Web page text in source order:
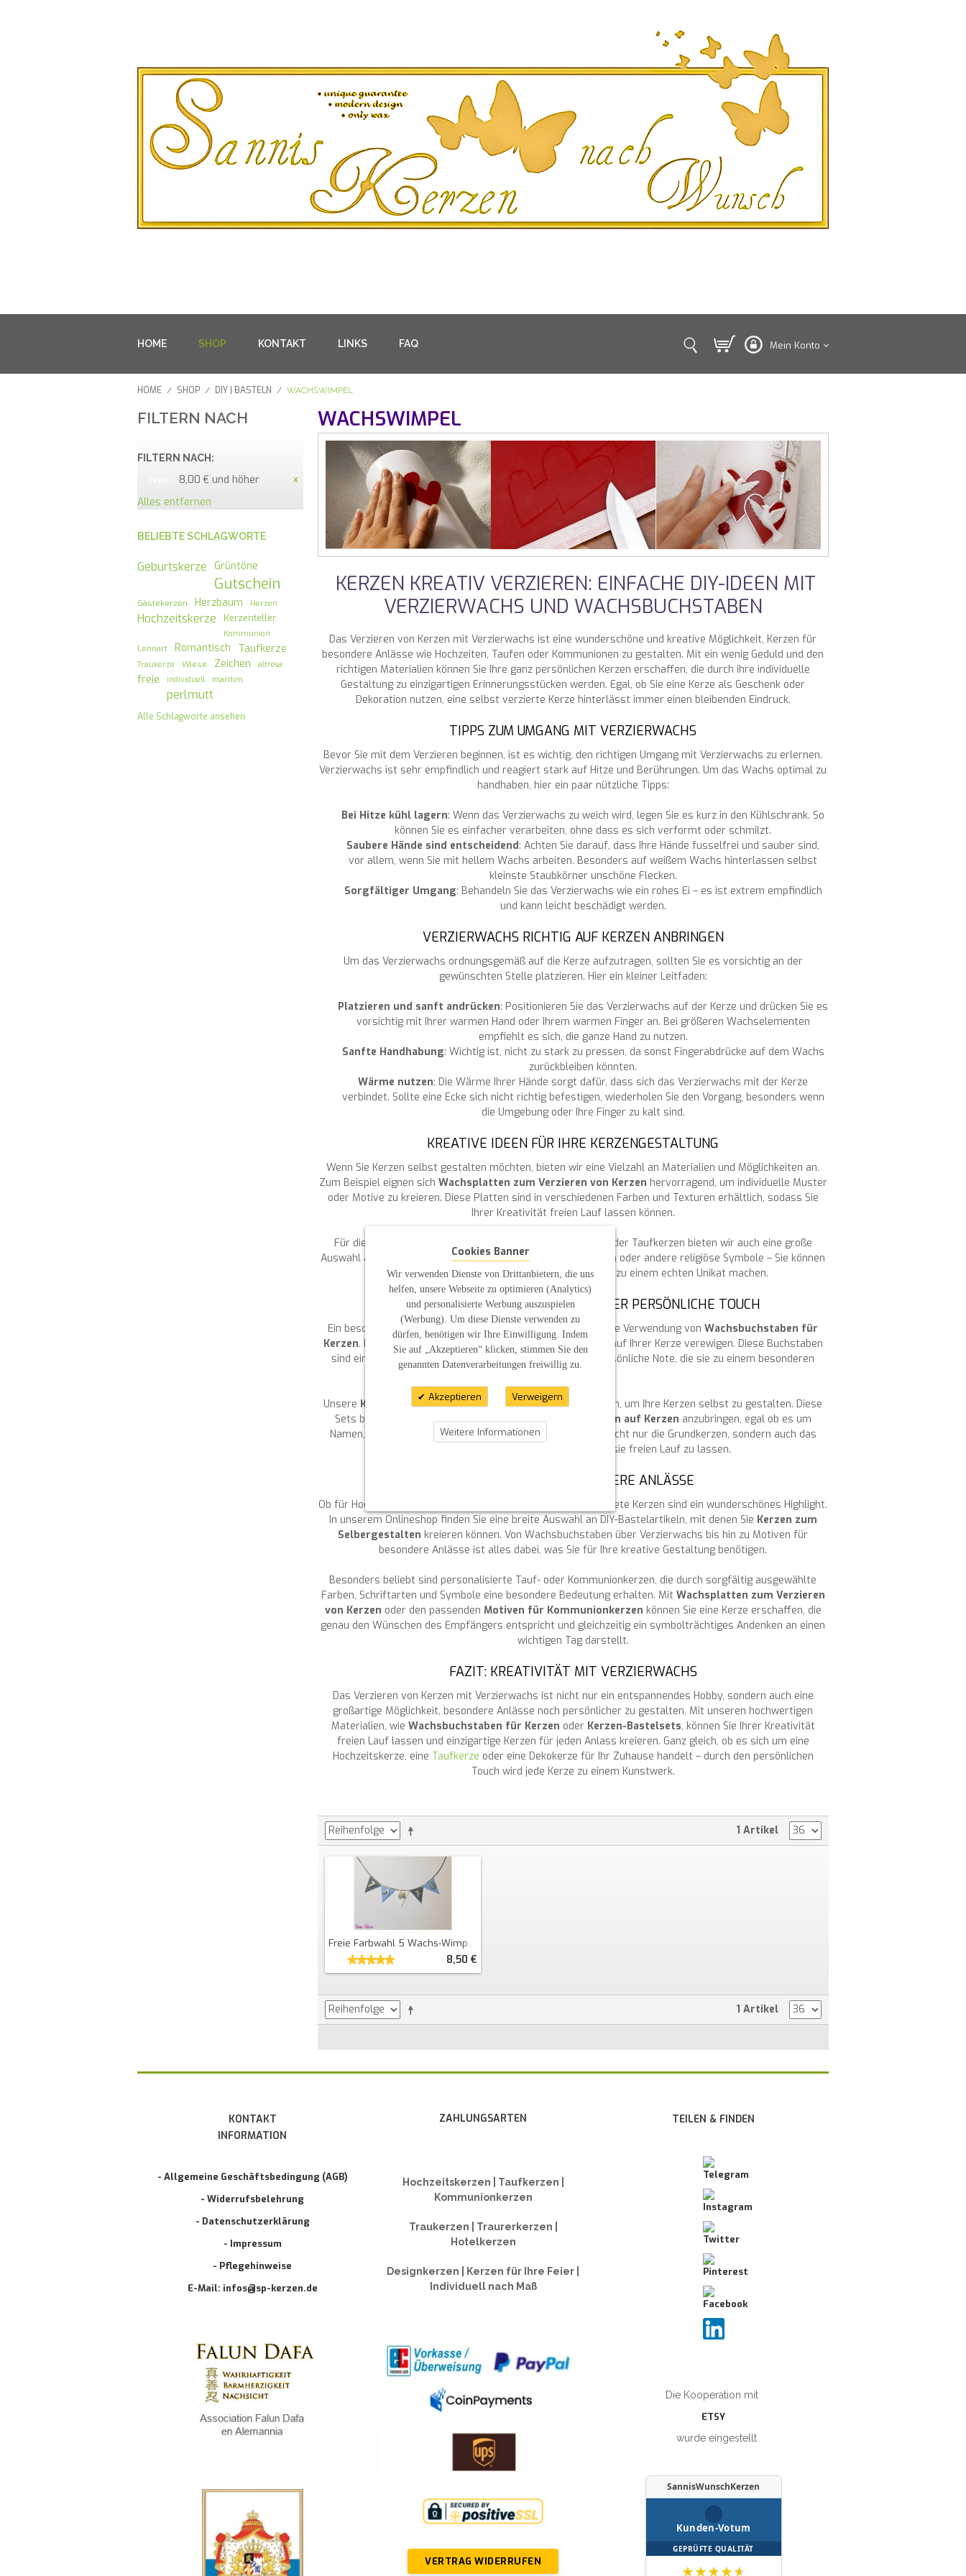
Mein Konto
HOME SHOP KONTAKT LINKS FAQ
HOME / SHOP / DIY | BASTELN / WACHSWIMPEL
FILTERN NACH
FILTERN NACH:
8,00 € und höher
Alles entfernen
WACHSWIMPEL
KERZEN KREATIV VERZIEREN: EINFACHE DIY-IDEEN MIT
VERZIERWACHS UND WACHSBUCHSTABEN
Das Verzieren von Kerzen mit Verzierwachs ist eine wunderschöne und kreative Möglichkeit, Kerzen für
besondere Anlässe wie Hochzeiten, Taufen oder Kommunionen zu gestalten. Mit ein wenig Geduld und den
richtigen Materialien können Sie Ihre ganz persönlichen Kerzen erschaffen, die durch ihre individuelle
Gestaltung zu einzigartigen Erinnerungsstücken werden. Egal, ob Sie eine Kerze als Geschenk oder
Dekoration nutzen, eine selbst verzierte Kerze hinterlässt immer einen bleibenden Eindruck.
TIPPS ZUM UMGANG MIT VERZIERWACHS
Bevor Sie mit dem Verzieren beginnen, ist es wichtig, den richtigen Umgang mit Verzierwachs zu erlernen.
Verzierwachs ist sehr empfindlich und reagiert stark auf Hitze und Berührungen. Um das Wachs optimal zu
handhaben, hier ein paar nützliche Tipps:
Bei Hitze kühl lagern: Wenn das Verzierwachs zu weich wird, legen Sie es kurz in den Kühlschrank. So
können Sie es einfacher verarbeiten, ohne dass es sich verformt oder schmilzt.
Saubere Hände sind entscheidend: Achten Sie darauf, dass Ihre Hände fusselfrei und sauber sind,
vor allem, wenn Sie mit hellem Wachs arbeiten. Besonders auf weißem Wachs hinterlassen selbst
kleinste Staubkörner unschöne Flecken.
Sorgfältiger Umgang: Behandeln Sie das Verzierwachs wie ein rohes Ei – es ist extrem empfindlich
und kann leicht beschädigt werden.
VERZIERWACHS RICHTIG AUF KERZEN ANBRINGEN
Um das Verzierwachs ordnungsgemäß auf die Kerze aufzutragen, sollten Sie es vorsichtig an der
gewünschten Stelle platzieren. Hier ein kleiner Leitfaden:
Platzieren und sanft andrücken: Positionieren Sie das Verzierwachs auf der Kerze und drücken Sie es
vorsichtig mit Ihrer warmen Hand oder Ihrem warmen Finger an. Bei größeren Wachselementen
empfiehlt es sich, die ganze Hand zu nutzen.
Sanfte Handhabung: Wichtig ist, nicht zu stark zu pressen, da sonst Fingerabdrücke auf dem Wachs
zurückbleiben könnten.
Wärme nutzen: Die Wärme Ihrer Hände sorgt dafür, dass sich das Verzierwachs mit der Kerze
verbindet. Sollte eine Ecke sich nicht richtig befestigen, wiederholen Sie den Vorgang, besonders wenn
die Umgebung oder Ihre Finger zu kalt sind.
KREATIVE IDEEN FÜR IHRE KERZENGESTALTUNG
Wenn Sie Kerzen selbst gestalten möchten, bieten wir eine Vielzahl an Materialien und Möglichkeiten an.
Zum Beispiel eignen sich Wachsplatten zum Verzieren von Kerzen hervorragend, um individuelle Muster
oder Motive zu kreieren. Diese Platten sind in verschiedenen Farben und Texturen erhältlich, sodass Sie
Ihrer Kreativität freien Lauf lassen können.
Für die Gestaltung von
oder Taufkerzen bieten wir auch eine große
Auswahl an Symbolen und Verzierungen an. Ob Kreuze, Tauben oder andere religiöse Symbole – Sie können
Ihre Kerze nach Ihren Wünschen verzieren und sie zu einem echten Unikat machen.
WACHSBUCHSTABEN FÜR KERZEN – DER PERSÖNLICHE TOUCH
Ein besonders schöner Weg, Kerzen zu personalisieren, ist die Verwendung vonWachsbuchstaben für
Kerzen. Damit können Sie Namen, Daten oder kurze Sprüche auf Ihrer Kerze verewigen. Diese Buchstaben
sind einfach anzubringen und verleihen Ihrer Kerze eine persönliche Note, die sie zu einem besonderen
Geschenk macht.
Unsere Kerzen-Bastelsetsenthalten alles, was Sie benötigen, um Ihre Kerzen selbst zu gestalten. Diese
Sets bieten eine tolle Möglichkeit, individuelle
Verzierungen auf Kerzen anzubringen, egal ob es um
Namen, Daten oder besondere Symbole geht. Sie erhalten nicht nur die Grundkerzen, sondern auch das
passende Verziermaterial, um Ihrer Fantasie freien Lauf zu lassen.
DIY-BASTELN FÜR BESONDERE ANLÄSSE
Ob für Hochzeiten, Taufen oder Kommunionen – selbst gestaltete Kerzen sind ein wunderschönes Highlight.
In unserem Onlineshop finden Sie eine breite Auswahl an DIY-Bastelartikeln, mit denen Sie Kerzen zum
Selbergestalten kreieren können. Von Wachsbuchstaben über Verzierwachs bis hin zu Motiven für
besondere Anlässe ist alles dabei, was Sie für Ihre kreative Gestaltung benötigen.
Besonders beliebt sind personalisierte Tauf- oder Kommunionkerzen, die durch sorgfältig ausgewählte
Farben, Schriftarten und Symbole eine besondere Bedeutung erhalten. Mit Wachsplatten zum Verzieren
von Kerzen oder den passenden Motiven für Kommunionkerzen können Sie eine Kerze erschaffen, die
genau den Wünschen des Empfängers entspricht und gleichzeitig ein symbolträchtiges Andenken an einen
wichtigen Tag darstellt.
FAZIT: KREATIVITÄT MIT VERZIERWACHS
Das Verzieren von Kerzen mit Verzierwachs ist nicht nur ein entspannendes Hobby, sondern auch eine
großartige Möglichkeit, besondere Anlässe noch persönlicher zu gestalten. Mit unseren hochwertigen
Materialien, wie Wachsbuchstaben für Kerzen oder Kerzen-Bastelsets, können Sie Ihrer Kreativität
freien Lauf lassen und einzigartige Kerzen für jeden Anlass kreieren. Ganz gleich, ob es sich um eine
Hochzeitskerze, eine Taufkerze oder eine Dekokerze für Ihr Zuhause handelt – durch den persönlichen
Touch wird jede Kerze zu einem Kunstwerk.
1 Artikel
Freie Farbwahl 5 Wachs-Wimpel "Taufe"
8,50 €
1 Artikel
BELIEBTE SCHLAGWORTE
Geburtskerze Grüntöne
Gutschein
Gästekerzen Herzbaum Herzen
Hochzeitskerze Kerzenteller
Kommunion
Lennart Romantisch Taufkerze
Traukerze Wiese Zeichen altrosa
freie individuell maritim
perlmutt
Alle Schlagworte ansehen
KONTAKT
INFORMATION
- Allgemeine Geschäftsbedingung (AGB)
- Widerrufsbelehrung
- Datenschutzerklärung
- Impressum
- Pflegehinweise
E-Mail: infos@sp-kerzen.de
ZAHLUNGSARTEN
Hochzeitskerzen | Taufkerzen |
Kommunionkerzen
Traukerzen | Traurerkerzen |
Hotelkerzen
Designkerzen | Kerzen für Ihre Feier |
Individuell nach Maß
VERTRAG WIDERRUFEN
TEILEN & FINDEN
Die Kooperation mit
ETSY
wurde eingestellt
SannisWunschKerzen
Kunden-Votum
GEPRÜFTE QUALITÄT
★★★★★
Cookies Banner
Wir verwenden Dienste von Drittanbietern, die uns
helfen, unsere Webseite zu optimieren (Analytics)
und personalisierte Werbung auszuspielen
(Werbung). Um diese Dienste verwenden zu
dürfen, benötigen wir Ihre Einwilligung. Indem
Sie auf „Akzeptieren“ klicken, stimmen Sie den
genannten Datenverarbeitungen freiwillig zu.
Akzeptieren Verweigern
Weitere Informationen